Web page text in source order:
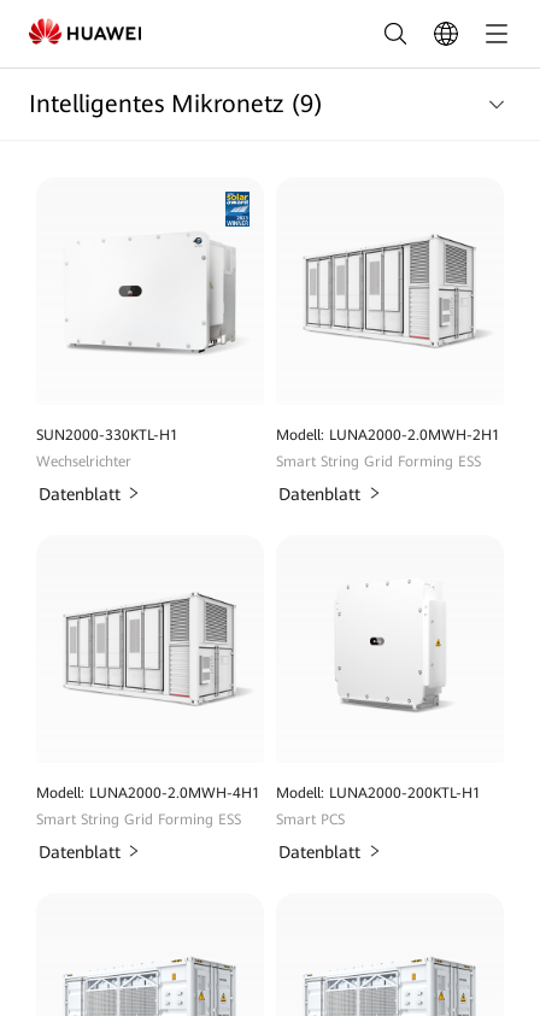
Smart
Micro-
Grid
Energy
Management
Intelligentes Mikronetz (9)
SUN2000-330KTL-H1
Wechselrichter
Datenblatt
Modell: LUNA2000-2.0MWH-2H1
Smart String Grid Forming ESS
Datenblatt
Modell: LUNA2000-2.0MWH-4H1
Smart String Grid Forming ESS
Datenblatt
Modell: LUNA2000-200KTL-H1
Smart PCS
Datenblatt